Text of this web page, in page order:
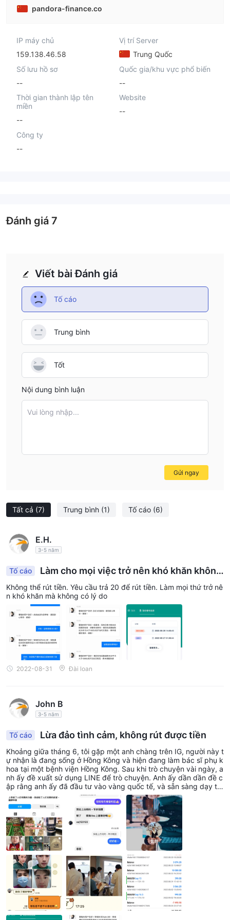
pandora-finance.co
IP máy chủ
159.138.46.58
Vị trí Server
Trung Quốc
Số lưu hồ sơ
--
Quốc gia/khu vực phổ biến
--
Thời gian thành lập tên
miền
--
Website
--
Công ty
--
Tất cả (7) Trung bình (1) Tố cáo (6)
E.H.
3-5 năm
Tố cáo
Làm cho mọi việc trở nên khó khăn không
có lý do, không thể rút lui
Không thể rút tiền. Yêu cầu trả 20 để rút tiền. Làm mọi thứ trở nê
n khó khăn mà không có lý do
2022-08-31 Đài loan
John B
3-5 năm
Tố cáo Lừa đảo tình cảm, không rút được tiền
Khoảng giữa tháng 6, tôi gặp một anh chàng trên IG, người này t
ự nhận là đang sống ở Hồng Kông và hiện đang làm bác sĩ phụ k
hoa tại một bệnh viện Hồng Kông. Sau khi trò chuyện vài ngày, a
nh ấy đề xuất sử dụng LINE để trò chuyện. Anh ấy dần dần đề c
ập rằng anh ấy đã đầu tư vào vàng quốc tế, và sẵn sàng dạy tôi
đầu tư cùng nhau. Trong khoảng thời gian này, anh ấy cũng bắt
đầu theo đuổi tôi, cùng nhau đan kết để kiếm tiền, làm việc chă
m chỉ vì tương lai, và tạo dựng cuộc sống tốt đẹp hơn. Anh ta cũ
ng đưa ra hình ảnh công việc và báo cáo nơi ở. Và để tạo ra cảm
giác đang làm việc trong bệnh viện trong cuộc gọi để giảm cảnh
giác của tôi. Sau đó, anh ấy yêu cầu tôi làm theo hướng dẫn của
anh ấy, tải xuống Binance, MT5 và Pandora Finance Co., và hướ
ng dẫn cách giao dịch từng bước. Lúc đầu, chỉ cần đầu tư nhỏ
mà có lãi, khiến tôi cảm thấy khó tin và không khỏi nghi ngờ. Anh
ấy bày tỏ sẵn sàng tài trợ 10.000USDT bằng sự tin tưởng và qu
yết tâm của mình. Với sự gia tăng dần dần của mỗi khoản thu nh
ập, anh ấy đã yêu cầu tôi đầu tư ngày càng nhiều quỹ hơn, vì vậ
y tôi đã liên tiếp đầu tư tổng cộng 7.000USDT cho đến khi tôi kh
ông còn quỹ để đầu tư nữa, anh ấy lại đề xuất rằng 20.000 USD
T có thể được tài trợ, và tôi cũng đã phải gây quỹ nhiều hơn. Lú
Viết bài Đánh giá
Tố cáo
Trung bình
Tốt
Nội dung bình luận
Vui lòng nhập...
Gửi ngay
Đánh giá 7